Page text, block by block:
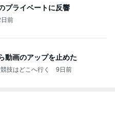
プライベートに反響
前
動画のアップを止めた
技はどこへ行く 9日前